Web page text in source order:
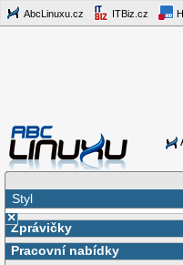
AbcLinuxu.cz ITBiz.cz
Styl
×
Zprávičky
Pracovní nabídky